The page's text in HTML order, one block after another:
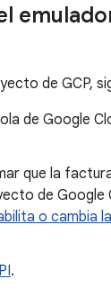
de GCP,
de Google
que la
de Google
o cambia
.